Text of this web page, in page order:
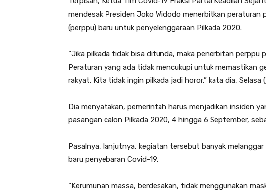
mendesak Presiden Joko Widodo menerbitkan
(perppu) baru untuk penyelenggaraan Pilkada 2020.
“Jika pilkada tidak bisa ditunda, maka penerbitan perppu
Peraturan yang ada tidak mencukupi untuk memastikan
rakyat. Kita tidak ingin pilkada jadi horor,” kata dia, Selasa
Dia menyatakan, pemerintah harus menjadikan insiden
pasangan calon Pilkada 2020, 4 hingga 6 September,
Pasalnya, lanjutnya, kegiatan tersebut banyak
baru penyebaran Covid-19.
“Kerumunan massa, berdesakan, tidak menggunakan